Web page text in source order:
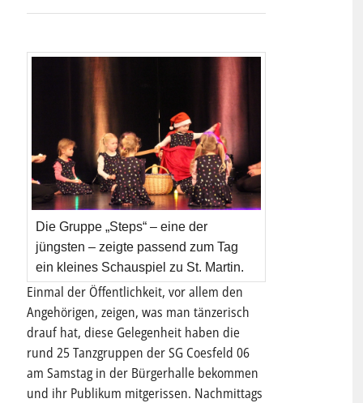
Die Gruppe „Steps“ – eine der
jüngsten – zeigte passend zum Tag
ein kleines Schauspiel zu St. Martin.
Einmal der Öffentlichkeit, vor allem den
Angehörigen, zeigen, was man tänzerisch
drauf hat, diese Gelegenheit haben die
rund 25 Tanzgruppen der SG Coesfeld 06
am Samstag in der Bürgerhalle bekommen
und ihr Publikum mitgerissen. Nachmittags